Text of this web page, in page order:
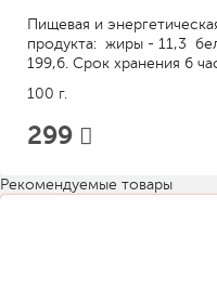
Пищевая и
продукта: жиры - 11,3
199,6. Срок хранения 6
100 г.
299
Рекомендуемые товары